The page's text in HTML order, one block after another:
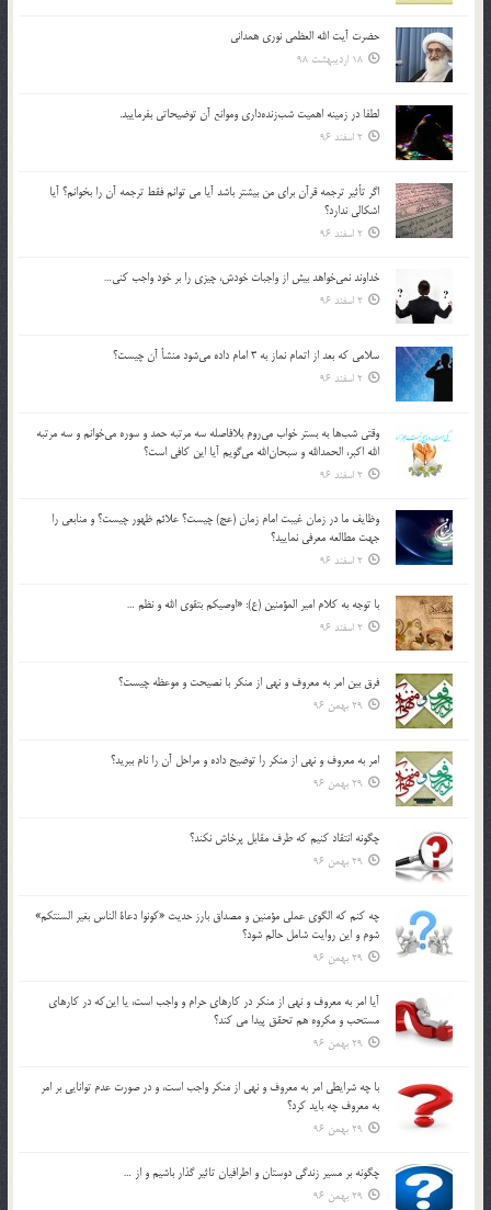
حضرت آیت الله العظمی نوری همدانی
18 اردیبهشت 98
لطفا در زمينه اهميت شب‌زنده‌داري وموانع آن توضيحاتي بفرماييد.
2 اسفند 96
اگر تأثير ترجمه قرآن براي من بيشتر باشد آيا مي توانم فقط ترجمه آن را بخوانم؟ آيا
اشكالي ندارد؟
2 اسفند 96
خداوند نمي‌خواهد بيش از واجبات خودش، چيزي را بر خود واجب كني…
2 اسفند 96
سلامي كه بعد از اتمام نماز به 3 امام داده مي‌شود منشأ آن چيست؟
2 اسفند 96
وقتي شب‌ها به بستر خواب مي‌روم بلافاصله سه مرتبه حمد و سوره مي‌خوانم و سه مرتبه
الله اكبر، الحمدالله و سبحان‌الله مي‌گويم آيا اين كافي است؟
2 اسفند 96
وظايف ما در زمان غيبت امام زمان (عج) چيست؟ علائم ظهور چيست؟ و منابعي را
جهت مطالعه معرفي نماييد؟
2 اسفند 96
با توجه به كلام امير المؤمنين (ع): «اوصيكم بتقوي الله و نظم …
2 اسفند 96
فرق بين امر به معروف و نهي از منكر با نصيحت و موعظه چيست؟
29 بهمن 96
امر به معروف و نهي از منكر را توضيح داده و مراحل آن را نام ببريد؟
29 بهمن 96
چگونه انتقاد كنيم كه طرف مقابل پرخاش نكند؟
29 بهمن 96
چه كنم كه الگوي عملي مؤمنين و مصداق بارز حديث «كونوا دعاة الناس بغير السنتكم»
شوم و اين روايت شامل حالم شود؟
29 بهمن 96
آيا امر به معروف و نهي از منكر در كارهاي حرام و واجب است، يا اين‌كه در كارهاي
مستحب و مكروه هم تحقق پيدا مي كند؟
29 بهمن 96
با چه شرايطي امر به معروف و نهي از منکر واجب است، و در صورت عدم توانايي بر امر
به معروف چه بايد کرد؟
29 بهمن 96
چگونه بر مسير زندگي دوستان و اطرافيان تاثير گذار باشيم و از …
29 بهمن 96